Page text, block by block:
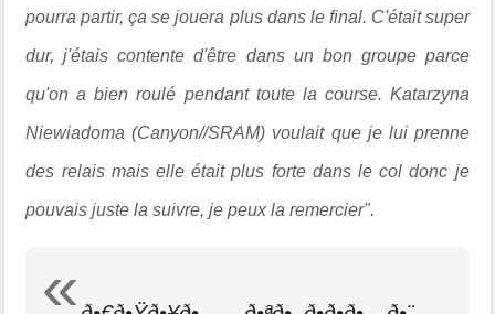
pourra partir, ça se jouera plus dans le final. C'était super
dur, j'étais contente d'être dans un bon groupe parce
qu'on a bien roulé pendant toute la course. Katarzyna
Niewiadoma (Canyon//SRAM) voulait que je lui prenne
des relais mais elle était plus forte dans le col donc je
pouvais juste la suivre, je peux la remercier".